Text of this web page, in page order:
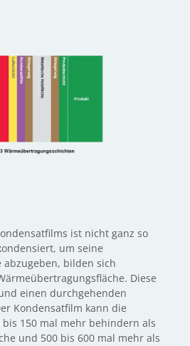
ist nicht ganz so
um seine
bilden sich
Diese
einen durchgehenden
Kondensatfilm kann die
150 mal mehr behindern als
und 500 bis 600 mal mehr als